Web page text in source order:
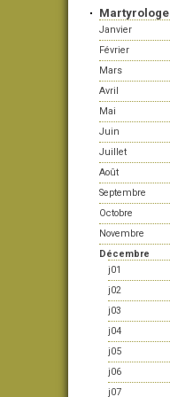
Martyrologe
Janvier
Février
Mars
Avril
Mai
Juin
Juillet
Août
Septembre
Octobre
Novembre
Décembre
j01
j02
j03
j04
j05
j06
j07